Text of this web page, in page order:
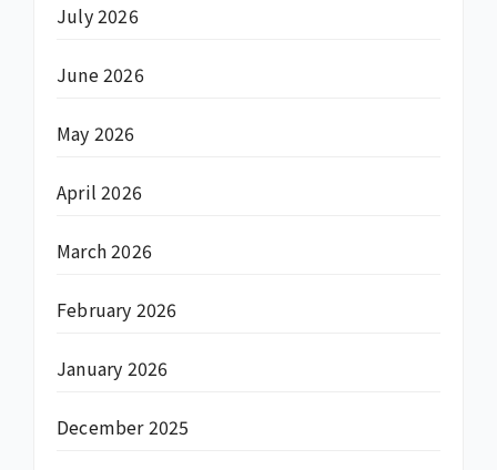
July 2026
June 2026
May 2026
April 2026
March 2026
February 2026
January 2026
December 2025